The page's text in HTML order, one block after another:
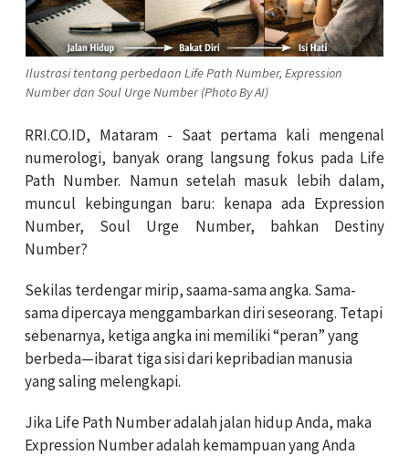
Ilustrasi tentang perbedaan Life Path Number, Expression
Number dan Soul Urge Number (Photo By AI)
RRI.CO.ID, Mataram - Saat pertama kali mengenal
numerologi, banyak orang langsung fokus pada Life
Path Number. Namun setelah masuk lebih dalam,
muncul kebingungan baru: kenapa ada Expression
Number, Soul Urge Number, bahkan Destiny
Number?
Sekilas terdengar mirip, saama-sama angka. Sama-
sama dipercaya menggambarkan diri seseorang. Tetapi
sebenarnya, ketiga angka ini memiliki “peran” yang
berbeda—ibarat tiga sisi dari kepribadian manusia
yang saling melengkapi.
Jika Life Path Number adalah jalan hidup Anda, maka
Expression Number adalah kemampuan yang Anda